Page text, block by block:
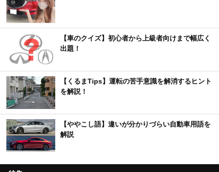
【車のクイズ】初心者から上級者向けまで幅広く
出題！
【くるまTips】運転の苦手意識を解消するヒント
を解説！
【ややこし語】違いが分かりづらい自動車用語を
解説